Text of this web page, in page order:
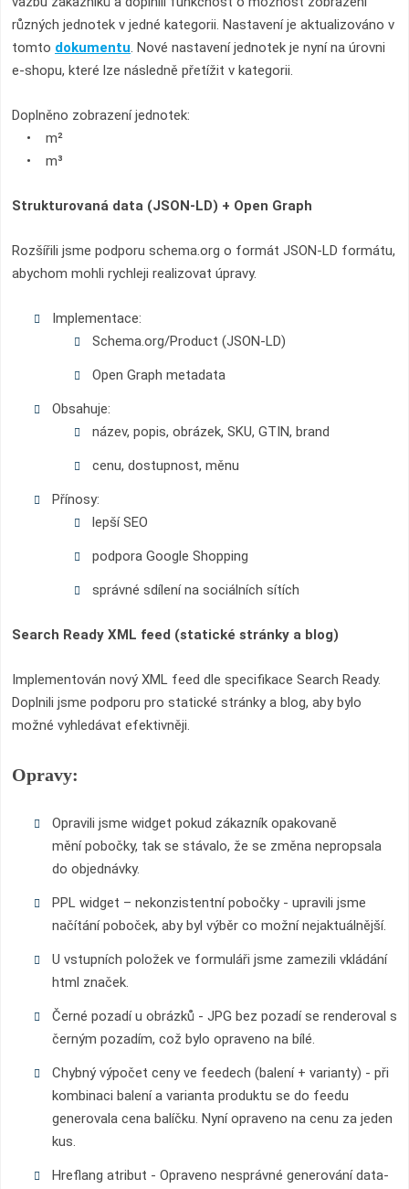
různých jednotek v jedné kategorii. Nastavení je aktualizováno v
tomto dokumentu. Nové nastavení jednotek je nyní na úrovni
e-shopu, které lze následně přetížit v kategorii.
Doplněno zobrazení jednotek:
• m²
• m³
Strukturovaná data (JSON-LD) + Open Graph
Rozšířili jsme podporu schema.org o formát JSON-LD formátu,
abychom mohli rychleji realizovat úpravy.
Implementace:
Schema.org/Product (JSON-LD)
Open Graph metadata
Obsahuje:
název, popis, obrázek, SKU, GTIN, brand
cenu, dostupnost, měnu
Přínosy:
lepší SEO
podpora Google Shopping
správné sdílení na sociálních sítích
Search Ready XML feed (statické stránky a blog)
Implementován nový XML feed dle specifikace Search Ready.
Doplnili jsme podporu pro statické stránky a blog, aby bylo
možné vyhledávat efektivněji.
Opravy:
Opravili jsme widget pokud zákazník opakovaně
mění pobočky, tak se stávalo, že se změna nepropsala
do objednávky.
PPL widget – nekonzistentní pobočky - upravili jsme
načítání poboček, aby byl výběr co možní nejaktuálnější.
U vstupních položek ve formuláři jsme zamezili vkládání
html značek.
Černé pozadí u obrázků - JPG bez pozadí se renderoval s
černým pozadím, což bylo opraveno na bílé.
Chybný výpočet ceny ve feedech (balení + varianty) - při
kombinaci balení a varianta produktu se do feedu
generovala cena balíčku. Nyní opraveno na cenu za jeden
kus.
Hreflang atribut - Opraveno nesprávné generování data-